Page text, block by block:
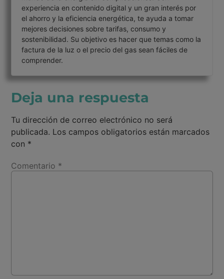
experiencia en contenido digital y un gran interés por
el ahorro y la eficiencia energética, te ayuda a tomar
mejores decisiones sobre tarifas, consumo y
sostenibilidad. Su objetivo es hacer que temas como la
factura de la luz o el precio del gas sean fáciles de
comprender.
Deja una respuesta
Tu dirección de correo electrónico no será
publicada. Los campos obligatorios están marcados
con *
Comentario *